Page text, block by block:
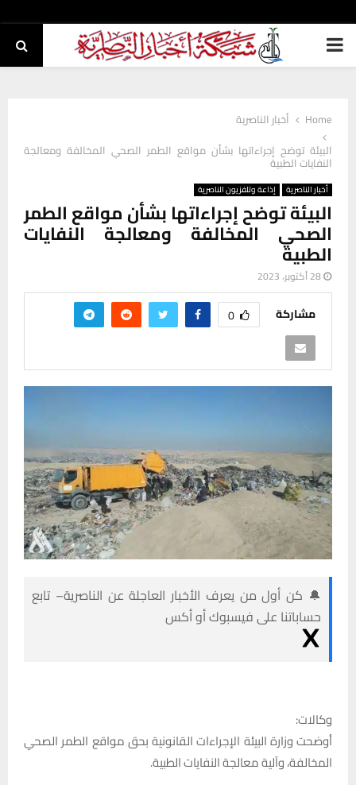
PRIMARY
Home
أخبار الناصرية
البيئة توضح إجراءاتها بشأن مواقع الطمر الصحي المخالفة ومعالجة
النفايات الطبية
أخبار الناصرية إذاعة وتلفزيون الناصرية
البيئة توضح إجراءاتها بشأن مواقع الطمر
الصحي المخالفة ومعالجة النفايات
الطبية
28 أكتوبر، 2023
مشاركة 0
🔔 كن أول من يعرف الأخبار العاجلة عن الناصرية– تابع
حساباتنا على فيسبوك أو أكس
وكالات:
أوضحت وزارة البيئة الإجراءات القانونية بحق مواقع الطمر الصحي
المخالفة، وآلية معالجة النفايات الطبية.